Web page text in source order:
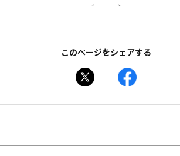
このページをシェアする